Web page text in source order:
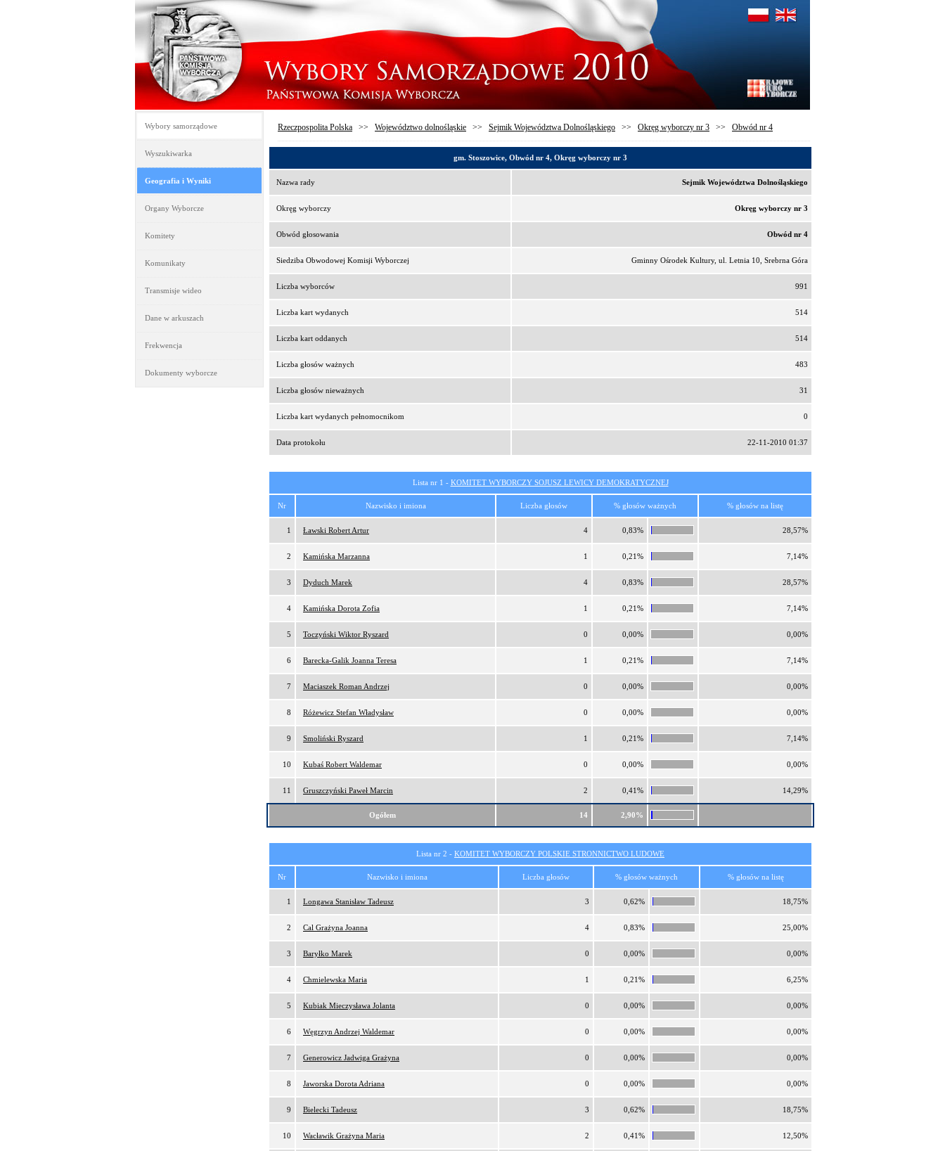
Wybory samorządowe
Wyszukiwarka
Geografia i Wyniki
Organy Wyborcze
Komitety
Komunikaty
Transmisje wideo
Dane w arkuszach
Frekwencja
Dokumenty wyborcze
Rzeczpospolita Polska >> Województwo dolnośląskie >> Sejmik Województwa Dolnośląskiego >> Okręg wyborczy nr 3 >> Obwód nr 4
gm. Stoszowice, Obwód nr 4, Okręg wyborczy nr 3
Nazwa rady Sejmik Województwa Dolnośląskiego
Okręg wyborczy Okręg wyborczy nr 3
Obwód głosowania Obwód nr 4
Siedziba Obwodowej Komisji Wyborczej Gminny Ośrodek Kultury, ul. Letnia 10, Srebrna Góra
Liczba wyborców 991
Liczba kart wydanych 514
Liczba kart oddanych 514
Liczba głosów ważnych 483
Liczba głosów nieważnych 31
Liczba kart wydanych pełnomocnikom 0
Data protokołu 22-11-2010 01:37
Lista nr 1 - KOMITET WYBORCZY SOJUSZ LEWICY DEMOKRATYCZNEJ
Nr Nazwisko i imiona Liczba głosów % głosów ważnych % głosów na listę
1 Ławski Robert Artur 4 0,83% 28,57%
2 Kamińska Marzanna 1 0,21% 7,14%
3 Dyduch Marek 4 0,83% 28,57%
4 Kamińska Dorota Zofia 1 0,21% 7,14%
5 Toczyński Wiktor Ryszard 0 0,00% 0,00%
6 Barecka-Galik Joanna Teresa 1 0,21% 7,14%
7 Maciaszek Roman Andrzej 0 0,00% 0,00%
8 Różewicz Stefan Władysław 0 0,00% 0,00%
9 Smoliński Ryszard 1 0,21% 7,14%
10 Kubaś Robert Waldemar 0 0,00% 0,00%
11 Gruszczyński Paweł Marcin 2 0,41% 14,29%
Ogółem 14 2,90%
Lista nr 2 - KOMITET WYBORCZY POLSKIE STRONNICTWO LUDOWE
Nr Nazwisko i imiona Liczba głosów % głosów ważnych % głosów na listę
1 Longawa Stanisław Tadeusz 3 0,62% 18,75%
2 Cal Grażyna Joanna 4 0,83% 25,00%
3 Baryłko Marek 0 0,00% 0,00%
4 Chmielewska Maria 1 0,21% 6,25%
5 Kubiak Mieczysława Jolanta 0 0,00% 0,00%
6 Węgrzyn Andrzej Waldemar 0 0,00% 0,00%
7 Generowicz Jadwiga Grażyna 0 0,00% 0,00%
8 Jaworska Dorota Adriana 0 0,00% 0,00%
9 Bielecki Tadeusz 3 0,62% 18,75%
10 Wacławik Grażyna Maria 2 0,41% 12,50%